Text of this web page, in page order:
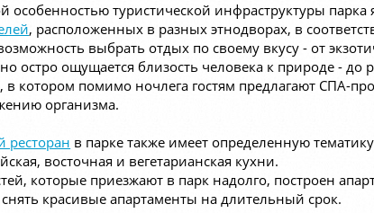
особенностью туристической инфраструктуры
, расположенных в разных этнодворах, в
выбрать отдых по своему вкусу - от
остро ощущается близость человека к природе - до
в котором помимо ночлега гостям предлагают СПА-
организма.
ресторан в парке также имеет определенную
восточная и вегетарианская кухни.
которые приезжают в парк надолго, построен
красивые апартаменты на длительный срок.